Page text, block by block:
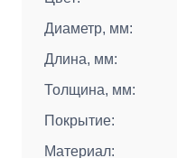
Диаметр, мм:
Длина, мм:
Толщина, мм:
Покрытие:
Материал: